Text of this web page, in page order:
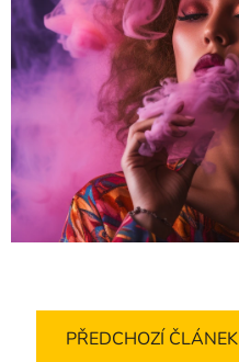
PŘEDCHOZÍ ČLÁNEK